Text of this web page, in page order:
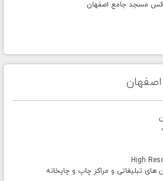
های تبلیغاتی و مراکز چاپ و چاپخانه